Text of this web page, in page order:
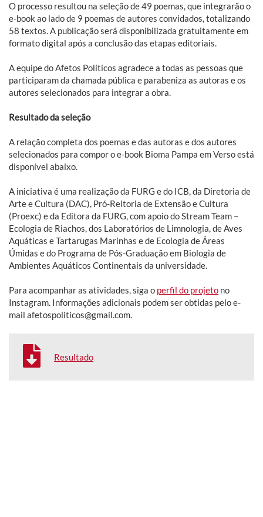
O processo resultou na seleção de 49 poemas, que integrarão o
e-book ao lado de 9 poemas de autores convidados, totalizando
58 textos. A publicação será disponibilizada gratuitamente em
formato digital após a conclusão das etapas editoriais.
A equipe do Afetos Políticos agradece a todas as pessoas que
participaram da chamada pública e parabeniza as autoras e os
autores selecionados para integrar a obra.
Resultado da seleção
A relação completa dos poemas e das autoras e dos autores
selecionados para compor o e-book Bioma Pampa em Verso está
disponível abaixo.
A iniciativa é uma realização da FURG e do ICB, da Diretoria de
Arte e Cultura (DAC), Pró-Reitoria de Extensão e Cultura
(Proexc) e da Editora da FURG, com apoio do Stream Team –
Ecologia de Riachos, dos Laboratórios de Limnologia, de Aves
Aquáticas e Tartarugas Marinhas e de Ecologia de Áreas
Úmidas e do Programa de Pós-Graduação em Biologia de
Ambientes Aquáticos Continentais da universidade.
Para acompanhar as atividades, siga o perfil do projeto no
Instagram. Informações adicionais podem ser obtidas pelo e-
mail afetospoliticos@gmail.com.
Resultado